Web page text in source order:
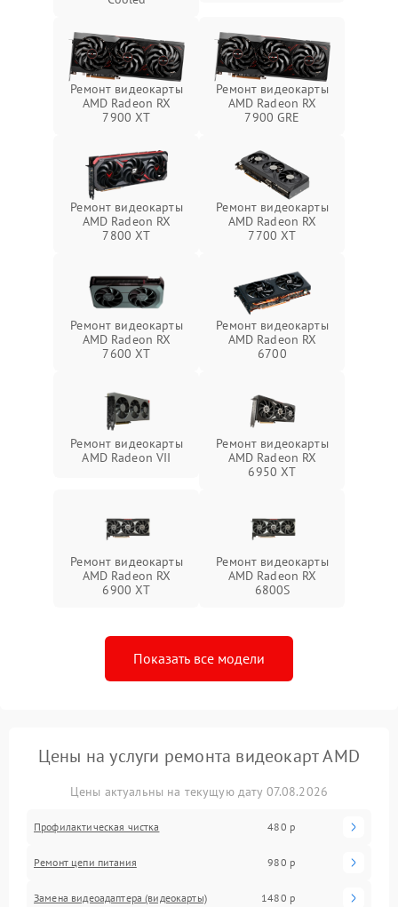
Ремонт видеокарты
AMD Radeon RX
7900 XT
Ремонт видеокарты
AMD Radeon RX
7900 GRE
Ремонт видеокарты
AMD Radeon RX
7800 XT
Ремонт видеокарты
AMD Radeon RX
7700 XT
Ремонт видеокарты
AMD Radeon RX
7600 XT
Ремонт видеокарты
AMD Radeon RX
6700
Ремонт видеокарты
AMD Radeon VII
Ремонт видеокарты
AMD Radeon RX
6950 XT
Ремонт видеокарты
AMD Radeon RX
6900 XT
Ремонт видеокарты
AMD Radeon RX
6800S
Показать все модели
Цены на услуги ремонта видеокарт AMD
Цены актуальны на текущую дату 07.08.2026
Профилактическая чистка 480 р
Ремонт цепи питания 980 р
Замена видеоадаптера (видеокарты) 1480 р